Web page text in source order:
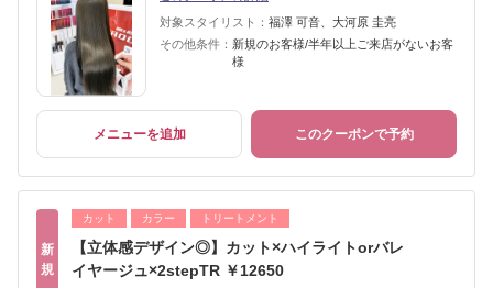
対象スタイリスト： 福澤 可音、大河原 圭亮
その他条件： 新規のお客様/半年以上ご来店がないお客
様
メニューを追加 このクーポンで予約
新
規
カット カラー トリートメント
【立体感デザイン◎】カット×ハイライトorバレ
イヤージュ×2stepTR ￥12650